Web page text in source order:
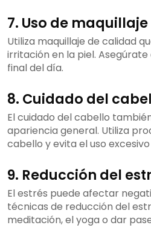
7. Uso de
Utiliza maquillaje de calidad
irritación en la piel.
final del día.
8. Cuidado del
El cuidado del cabello
apariencia general. Utiliza
cabello y evita el uso
9. Reducción del
El estrés puede afectar
técnicas de reducción del
meditación, el yoga o dar